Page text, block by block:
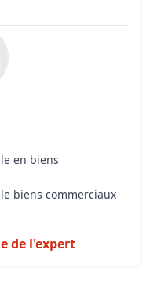
en biens
biens commerciaux
de l'expert